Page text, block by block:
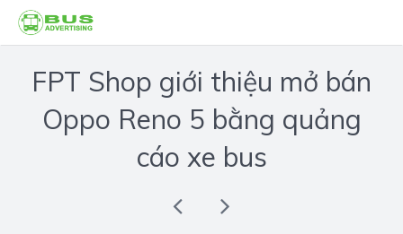
FPT Shop giới thiệu mở bán
Oppo Reno 5 bằng quảng
cáo xe bus